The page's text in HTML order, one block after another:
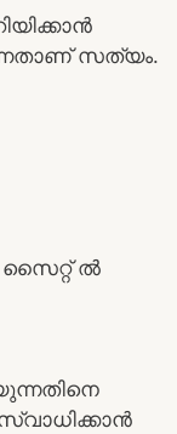
സത്യം.
സൈറ്റ് ൽ